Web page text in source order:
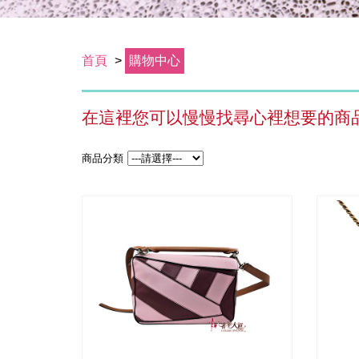
首頁 > 購物中心
在這裡您可以慢慢找尋心裡想要的商
商品分類